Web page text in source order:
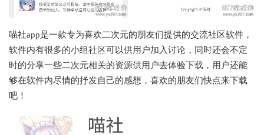
喵社app是一款专为喜欢二次元的朋友们提供的交流社区软件，
软件内有很多的小组社区可以供用户加入讨论，同时还会不定
时的分享一些二次元相关的资源供用户去体验下载，用户还能
够在软件内尽情的抒发自己的感想，喜欢的朋友们快点来下载
吧！